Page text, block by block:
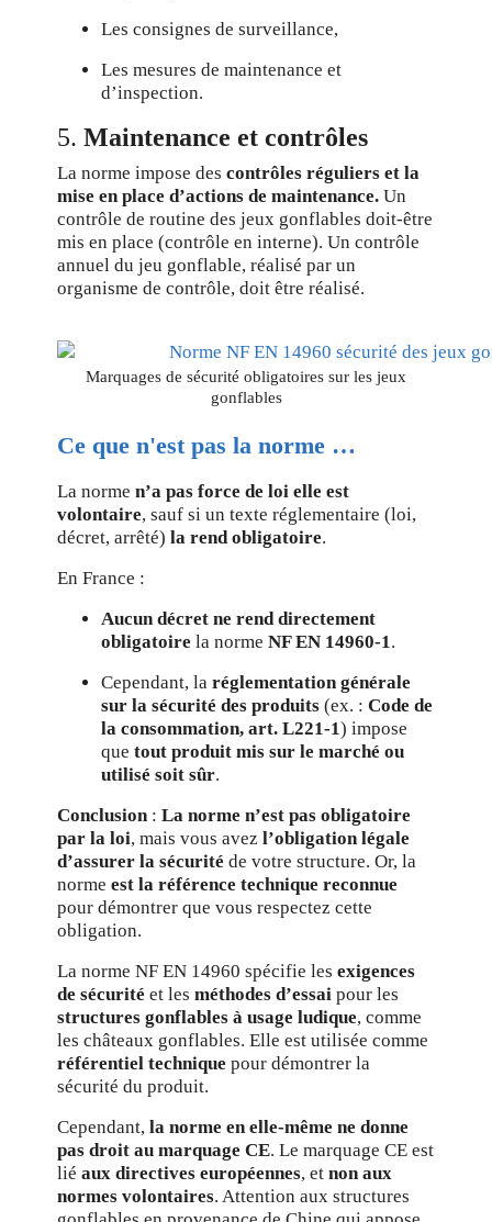
Les consignes de surveillance,
Les mesures de maintenance et
d’inspection.
5.Maintenance et contrôles
La norme impose descontrôles réguliers et la
mise en place d’actions de maintenance.Un
contrôle de routine des jeux gonflables doit-être
mis en place (contrôle en interne). Un contrôle
annuel du jeu gonflable, réalisé par un
organisme de contrôle, doit être réalisé.
Marquages de sécurité obligatoires sur les jeux
gonflables
Ce que n'est pas la norme …
La normen’a pas force de loi elle est
volontaire, sauf si un texte réglementaire (loi,
décret, arrêté)la rend obligatoire.
En France :
Aucun décret ne rend directement
obligatoire la normeNF EN 14960-1.
Cependant, laréglementation générale
sur la sécurité des produits (ex. :Code de
la consommation, art. L221-1) impose
quetout produit mis sur le marché ou
utilisé soit sûr.
Conclusion:La norme n’est pas obligatoire
par la loi, mais vous avezl’obligation légale
d’assurer la sécurité de votre structure. Or, la
normeest la référence technique reconnue
pour démontrer que vous respectez cette
obligation.
La norme NF EN 14960 spécifie lesexigences
de sécurité et lesméthodes d’essai pour les
structures gonflables à usage ludique, comme
les châteaux gonflables. Elle est utilisée comme
référentiel technique pour démontrer la
sécurité du produit.
Cependant,la norme en elle-même ne donne
pas droit au marquage CE. Le marquage CE est
liéaux directives européennes, etnon aux
normes volontaires. Attention aux structures